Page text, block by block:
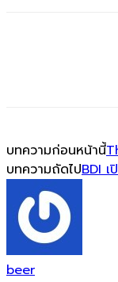
บทความก่อนหน้านี้
บทความถัดไปBDI
beer